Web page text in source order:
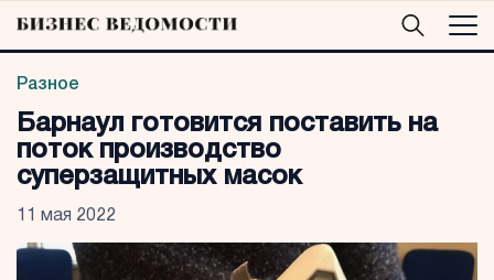
Разное
Барнаул готовится поставить на
поток производство
суперзащитных масок
11 мая 2022